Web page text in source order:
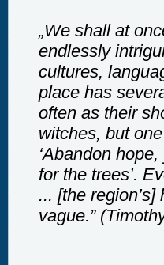
„We shall at
endlessly
cultures,
place has
often as their
witches, but
‘Abandon
for the trees’.
... [the
vague.”